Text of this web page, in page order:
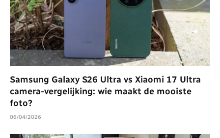
Samsung Galaxy S26 Ultra vs Xiaomi 17 Ultra
camera-vergelijking: wie maakt de mooiste
foto?
06/04/2026